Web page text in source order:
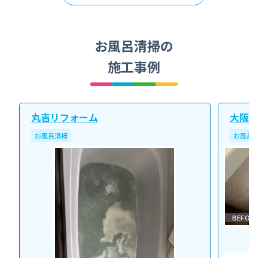
お風呂清掃の
施工事例
丸吉リフォーム
お風呂清掃
大阪北
お風呂清掃
BEFORE